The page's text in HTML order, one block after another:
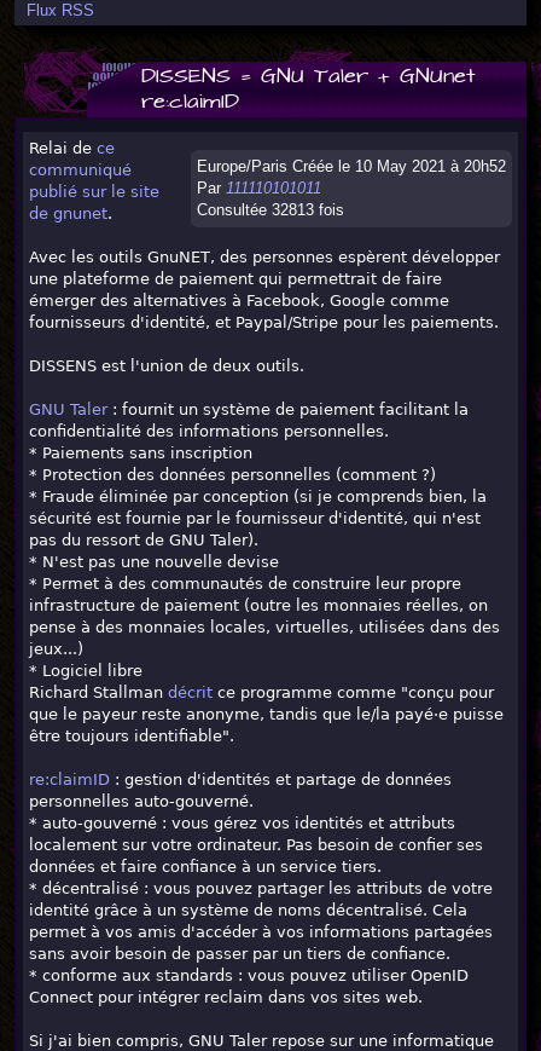
Flux RSS
DISSENS = GNU Taler + GNUnet
re:claimID
Europe/Paris Créée le 10 May 2021 à 20h52
Par 111110101011
Consultée 32813 fois
Relai de ce
communiqué
publié sur le site
de gnunet.
Avec les outils GnuNET, des personnes espèrent développer
une plateforme de paiement qui permettrait de faire
émerger des alternatives à Facebook, Google comme
fournisseurs d'identité, et Paypal/Stripe pour les paiements.
DISSENS est l'union de deux outils.
GNU Taler: fournit un système de paiement facilitant la
confidentialité des informations personnelles.
* Paiements sans inscription
* Protection des données personnelles (comment ?)
* Fraude éliminée par conception (si je comprends bien, la
sécurité est fournie par le fournisseur d'identité, qui n'est
pas du ressort de GNU Taler).
* N'est pas une nouvelle devise
* Permet à des communautés de construire leur propre
infrastructure de paiement (outre les monnaies réelles, on
pense à des monnaies locales, virtuelles, utilisées dans des
jeux...)
* Logiciel libre
Richard Stallman décrit ce programme comme "conçu pour
que le payeur reste anonyme, tandis que le/la payé·e puisse
être toujours identifiable".
re:claimID : gestion d'identités et partage de données
personnelles auto-gouverné.
* auto-gouverné : vous gérez vos identités et attributs
localement sur votre ordinateur. Pas besoin de confier ses
données et faire confiance à un service tiers.
* décentralisé : vous pouvez partager les attributs de votre
identité grâce à un système de noms décentralisé. Cela
permet à vos amis d'accéder à vos informations partagées
sans avoir besoin de passer par un tiers de confiance.
* conforme aux standards : vous pouvez utiliser OpenID
Connect pour intégrer reclaim dans vos sites web.
Si j'ai bien compris, GNU Taler repose sur une informatique